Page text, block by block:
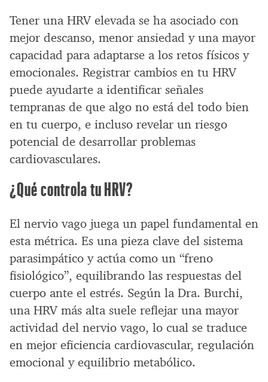
Tener una HRV elevada se ha asociado con
mejor descanso, menor ansiedad y una mayor
capacidad para adaptarse a los retos físicos y
emocionales. Registrar cambios en tu HRV
puede ayudarte a identificar señales
tempranas de que algo no está del todo bien
en tu cuerpo, e incluso revelar un riesgo
potencial de desarrollar problemas
cardiovasculares.
¿Qué controla tu HRV?
El nervio vago juega un papel fundamental en
esta métrica. Es una pieza clave del sistema
parasimpático y actúa como un “freno
fisiológico”, equilibrando las respuestas del
cuerpo ante el estrés. Según la Dra. Burchi,
una HRV más alta suele reflejar una mayor
actividad del nervio vago, lo cual se traduce
en mejor eficiencia cardiovascular, regulación
emocional y equilibrio metabólico.